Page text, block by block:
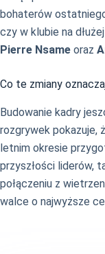
bohaterów
czy w klubie na
Pierre Nsame oraz
Co te zmiany
Budowanie kadry
rozgrywek pokazuje,
letnim okresie
przyszłości liderów,
połączeniu z
walce o najwyższe